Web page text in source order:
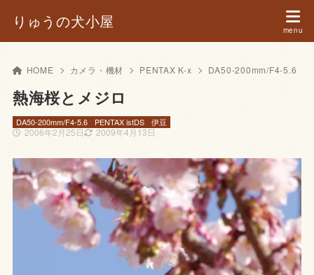
りゅうの犬小屋
HOME カメラ・機材 PENTAX K-x DA50-200mm/F4-5.6
熱海桜とメジロ
2006年2月25日 2009年4月13日
DA50-200mm/F4-5.6 PENTAX istDS 伊豆